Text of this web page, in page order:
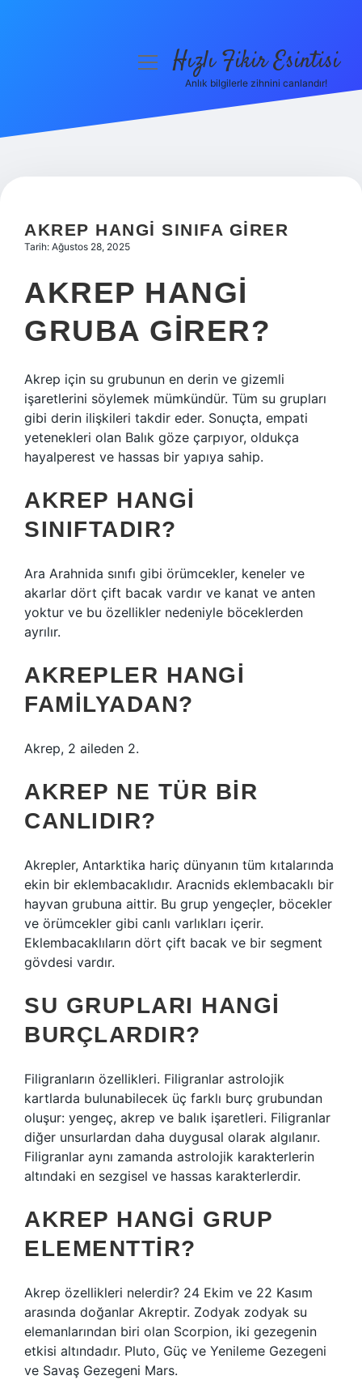
Hakkımızda
menüyüHızlı Fikir Esintisi
Anlık bilgilerle zihnini canlandır!
AKREP HANGI SINIFA GIRER
Tarih: Ağustos 28, 2025
AKREP HANGI
GRUBA GIRER?
Akrep için su grubunun en derin ve gizemli
işaretlerini söylemek mümkündür. Tüm su grupları
gibi derin ilişkileri takdir eder. Sonuçta, empati
yetenekleri olan Balık göze çarpıyor, oldukça
hayalperest ve hassas bir yapıya sahip.
AKREP HANGI
SINIFTADIR?
Ara Arahnida sınıfı gibi örümcekler, keneler ve
akarlar dört çift bacak vardır ve kanat ve anten
yoktur ve bu özellikler nedeniyle böceklerden
ayrılır.
AKREPLER HANGI
FAMILYADAN?
Akrep, 2 aileden 2.
AKREP NE TÜR BIR
CANLIDIR?
Akrepler, Antarktika hariç dünyanın tüm kıtalarında
ekin bir eklembacaklıdır. Aracnids eklembacaklı bir
hayvan grubuna aittir. Bu grup yengeçler, böcekler
ve örümcekler gibi canlı varlıkları içerir.
Eklembacaklıların dört çift bacak ve bir segment
gövdesi vardır.
SU GRUPLARI HANGI
BURÇLARDIR?
Filigranların özellikleri. Filigranlar astrolojik
kartlarda bulunabilecek üç farklı burç grubundan
oluşur: yengeç, akrep ve balık işaretleri. Filigranlar
diğer unsurlardan daha duygusal olarak algılanır.
Filigranlar aynı zamanda astrolojik karakterlerin
altındaki en sezgisel ve hassas karakterlerdir.
AKREP HANGI GRUP
ELEMENTTIR?
Akrep özellikleri nelerdir? 24 Ekim ve 22 Kasım
arasında doğanlar Akreptir. Zodyak zodyak su
elemanlarından biri olan Scorpion, iki gezegenin
etkisi altındadır. Pluto, Güç ve Yenileme Gezegeni
ve Savaş Gezegeni Mars.